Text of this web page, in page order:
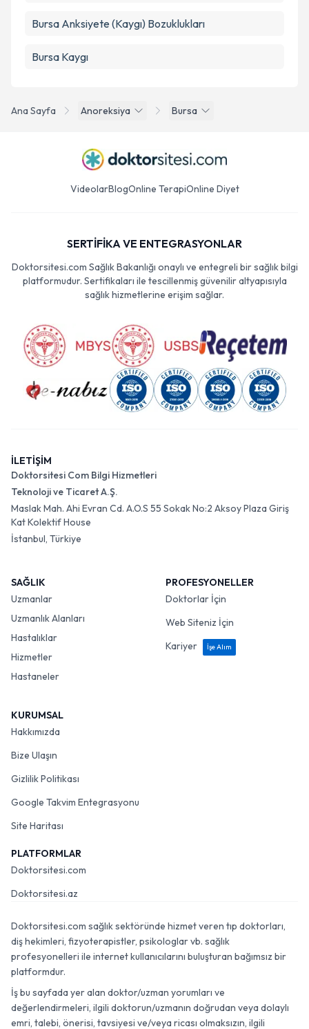
Ana Sayfa Anoreksiya Bursa
Bursa Anksiyete (Kaygı) Bozuklukları
Bursa Kaygı
VideolarBlogOnline TerapiOnline Diyet
SERTİFİKA VE ENTEGRASYONLAR
Doktorsitesi.com Sağlık Bakanlığı onaylı ve entegreli bir sağlık bilgi
platformudur. Sertifikaları ile tescillenmiş güvenilir altyapısıyla
sağlık hizmetlerine erişim sağlar.
İLETİŞİM
Doktorsitesi Com Bilgi Hizmetleri
Teknoloji ve Ticaret A.Ş.
Maslak Mah. Ahi Evran Cd. A.O.S 55 Sokak No:2 Aksoy Plaza Giriş
Kat Kolektif House
İstanbul, Türkiye
SAĞLIK
Uzmanlar
Uzmanlık Alanları
Hastalıklar
Hizmetler
Hastaneler
PROFESYONELLER
Doktorlar İçin
Web Siteniz İçin
Kariyer
İşe Alım
KURUMSAL
Hakkımızda
Bize Ulaşın
Gizlilik Politikası
Google Takvim Entegrasyonu
Site Haritası
PLATFORMLAR
Doktorsitesi.com
Doktorsitesi.az
Doktorsitesi.com sağlık sektöründe hizmet veren tıp doktorları,
diş hekimleri, fizyoterapistler, psikologlar vb. sağlık
profesyonelleri ile internet kullanıcılarını buluşturan bağımsız bir
platformdur.
İş bu sayfada yer alan doktor/uzman yorumları ve
değerlendirmeleri, ilgili doktorun/uzmanın doğrudan veya dolaylı
emri, talebi, önerisi, tavsiyesi ve/veya ricası olmaksızın, ilgili